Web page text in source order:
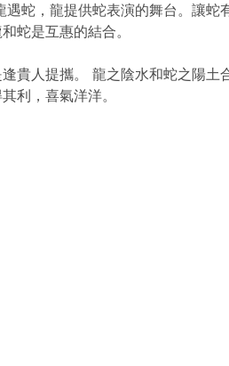
遇蛇，龍提供蛇表演的舞台。讓
蛇是互惠的結合。
貴人提攜。 龍之陰水和蛇之陽
利，喜氣洋洋。